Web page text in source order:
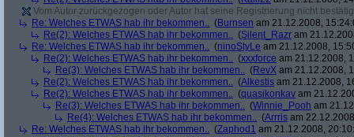
Vom Autor zurückgezogen oder Autor hat seine Registrierung nicht
Re: Welches ETWAS hab ihr bekommen.. (Burnsen am 21.12.2008,
Re(2): Welches ETWAS hab ihr bekommen.. (Silent_Razr am
Re: Welches ETWAS hab ihr bekommen.. (ninoStyLe am 21.12.2008,
Re(2): Welches ETWAS hab ihr bekommen.. (xxxforce am 21.12.2008,
Re(3): Welches ETWAS hab ihr bekommen.. (RevX am 21.12.2008,
Re(2): Welches ETWAS hab ihr bekommen.. (Alkestis am 21.12.2008,
Re(2): Welches ETWAS hab ihr bekommen.. (quasikonkav am
Re(3): Welches ETWAS hab ihr bekommen.. (Winnie_Pooh am
Re(4): Welches ETWAS hab ihr bekommen.. (Arrris am
Re: Welches ETWAS hab ihr bekommen.. (Zaphod1 am 21.12.2008,